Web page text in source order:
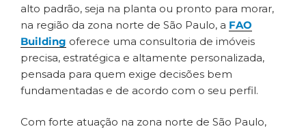
alto padrão, seja na planta ou pronto para morar,
na região da zona norte de São Paulo, a FAO
Building oferece uma consultoria de imóveis
precisa, estratégica e altamente personalizada,
pensada para quem exige decisões bem
fundamentadas e de acordo com o seu perfil.
Com forte atuação na zona norte de São Paulo,